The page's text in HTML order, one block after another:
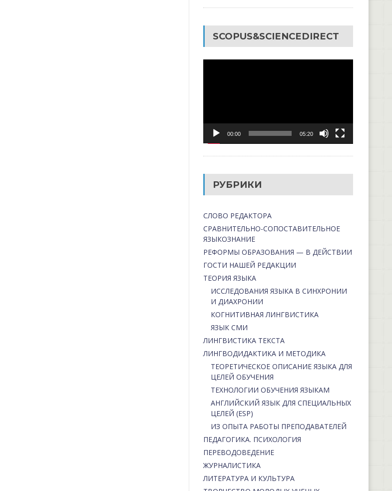
SCOPUS&SCIENCEDIRECT
00:00 05:20
РУБРИКИ
СЛОВО РЕДАКТОРА
СРАВНИТЕЛЬНО-СОПОСТАВИТЕЛЬНОЕ
ЯЗЫКОЗНАНИЕ
РЕФОРМЫ ОБРАЗОВАНИЯ — В ДЕЙСТВИИ
ГОСТИ НАШЕЙ РЕДАКЦИИ
ТЕОРИЯ ЯЗЫКА
ИССЛЕДОВАНИЯ ЯЗЫКА В СИНХРОНИИ
И ДИАХРОНИИ
КОГНИТИВНАЯ ЛИНГВИСТИКА
ЯЗЫК СМИ
ЛИНГВИСТИКА ТЕКСТА
ЛИНГВОДИДАКТИКА И МЕТОДИКА
ТЕОРЕТИЧЕСКОЕ ОПИСАНИЕ ЯЗЫКА ДЛЯ
ЦЕЛЕЙ ОБУЧЕНИЯ
ТЕХНОЛОГИИ ОБУЧЕНИЯ ЯЗЫКАМ
АНГЛИЙСКИЙ ЯЗЫК ДЛЯ СПЕЦИАЛЬНЫХ
ЦЕЛЕЙ (ESP)
ИЗ ОПЫТА РАБОТЫ ПРЕПОДАВАТЕЛЕЙ
ПЕДАГОГИКА. ПСИХОЛОГИЯ
ПЕРЕВОДОВЕДЕНИЕ
ЖУРНАЛИСТИКА
ЛИТЕРАТУРА И КУЛЬТУРА